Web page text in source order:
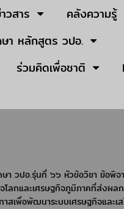
วสาร
คลังความรู้
า หลักสูตร วปอ.
ร่วมคิดเพื่อชาติ
ปอ.รุ่นที่ ๖๖ หัวข้อวิชา ข้อพิจ
กและเศรษฐกิจภูมิภาคที่ส่งผล
เพื่อพัฒนาระบบเศรษฐกิจและเ